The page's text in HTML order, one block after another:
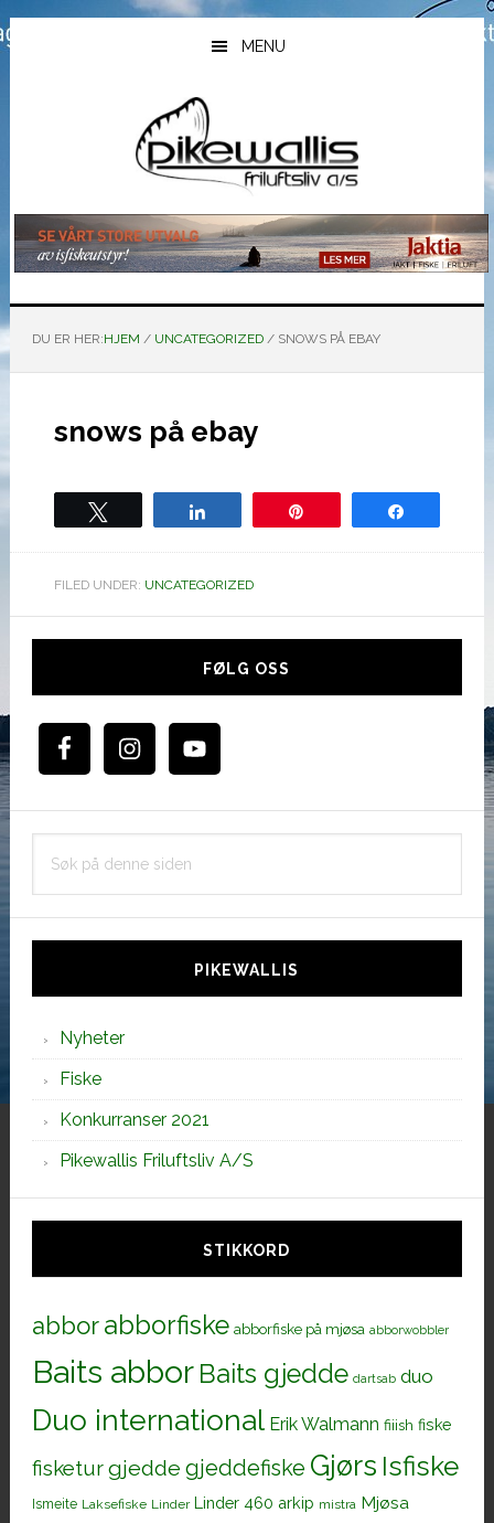
Hopp
til
Hopp
til
Hopp
til
MENU
DU ER HER:HJEM / UNCATEGORIZED /SNOWS PÅ EBAY
snows på ebay
FILED UNDER: UNCATEGORIZED
Hoved
FØLG OSS
PIKEWALLIS
Nyheter
Fiske
Konkurranser 2021
Pikewallis Friluftsliv A/S
STIKKORD
abborabborfiske abborfiske på mjøsa abborwobbler
Baits abbor Baits gjedde dartsab duo
Duo international Erik Walmann fiiish fiske
fisketurgjedde gjeddefiske Gjørs Isfiske
Ismeite Laksefiske Linder Linder 460 arkip mistra Mjøsa